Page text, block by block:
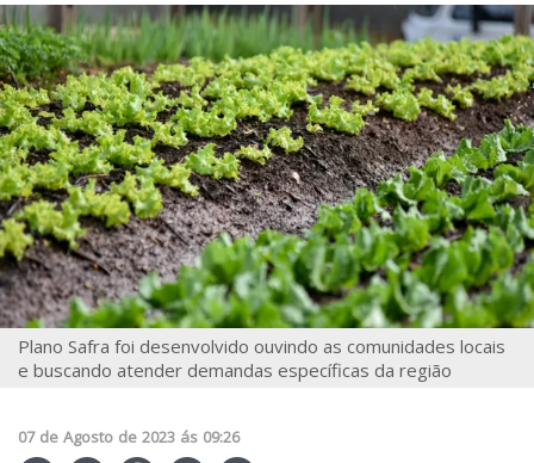
Plano Safra foi desenvolvido ouvindo as comunidades locais
e buscando atender demandas específicas da região
07 de Agosto de 2023 ás 09:26